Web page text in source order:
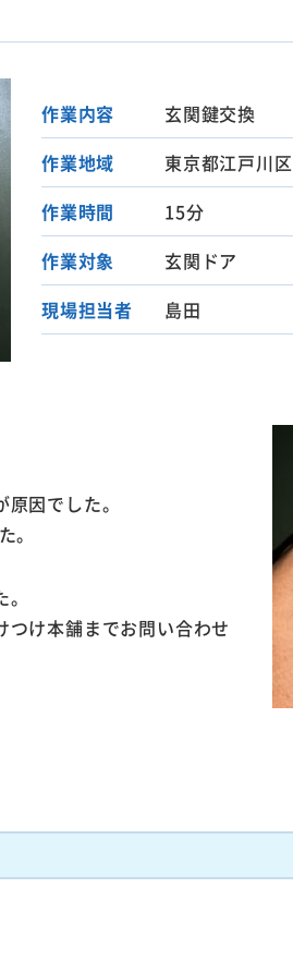
作業内容
玄関鍵交換
作業地域
東京都江戸川区
作業時間
15分
作業対象
玄関ドア
現場担当者
島田
因でした。
。
け本舗までお問い合わせ